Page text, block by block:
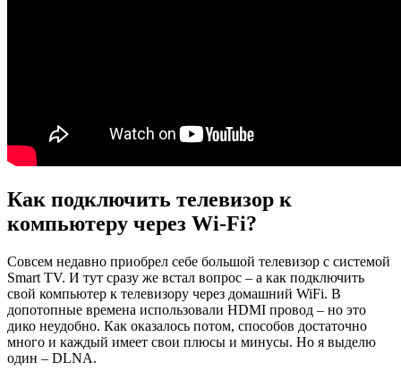
Как подключить телевизор к
компьютеру через Wi-Fi?
Совсем недавно приобрел себе большой телевизор с системой
Smart TV. И тут сразу же встал вопрос – а как подключить
свой компьютер к телевизору через домашний WiFi. В
допотопные времена использовали HDMI провод – но это
дико неудобно. Как оказалось потом, способов достаточно
много и каждый имеет свои плюсы и минусы. Но я выделю
один – DLNA.